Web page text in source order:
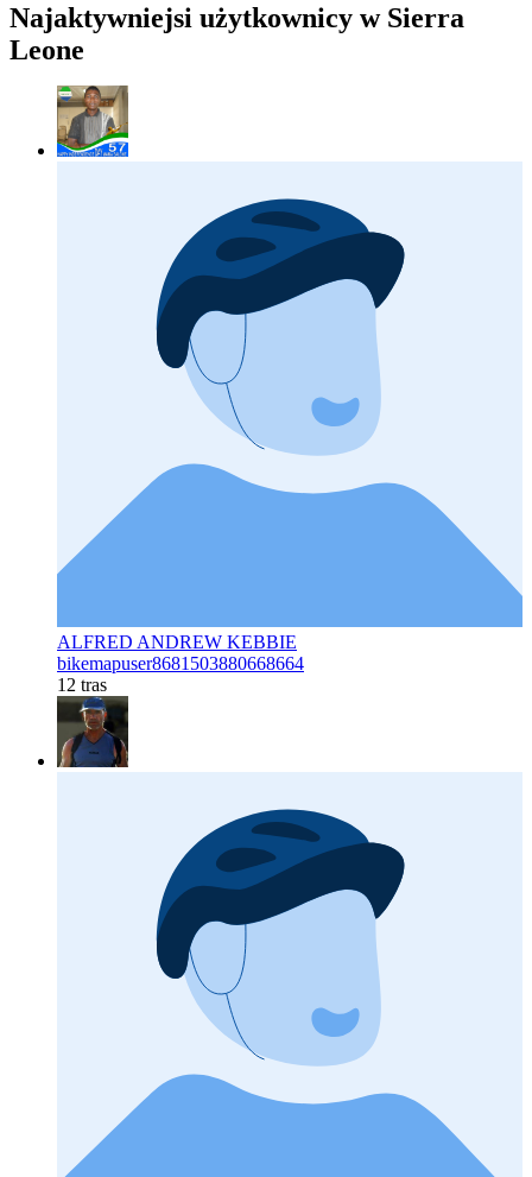
Najaktywniejsi użytkownicy w Sierra
Leone
ALFRED ANDREW KEBBIE
bikemapuser8681503880668664
12 tras